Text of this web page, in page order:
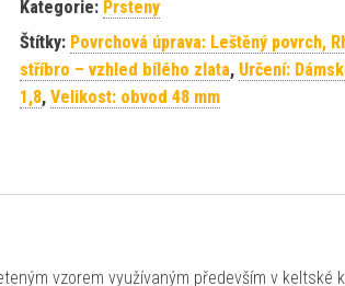
Kategorie: Prsteny
Štítky: Povrchová úprava: Leštěný povrch,
stříbro – vzhled bílého zlata, Určení:
1,8, Velikost: obvod 48 mm
vzorem využívaným především v keltské